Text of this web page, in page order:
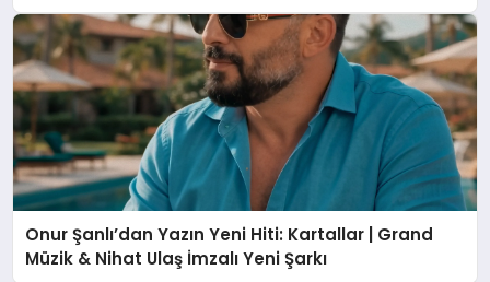
Onur Şanlı’dan Yazın Yeni Hiti: Kartallar | Grand
Müzik & Nihat Ulaş İmzalı Yeni Şarkı